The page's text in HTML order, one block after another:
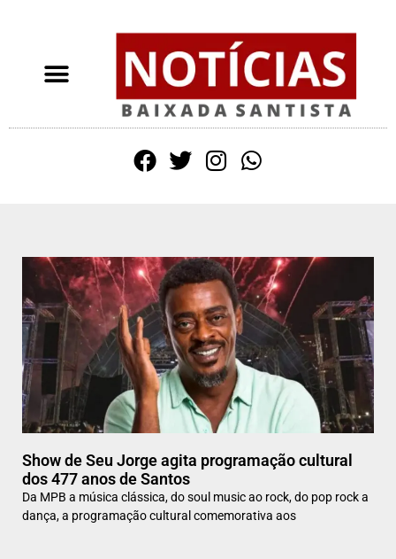
Show de Seu Jorge agita programação cultural
dos 477 anos de Santos
Da MPB a música clássica, do soul music ao rock, do pop rock a
dança, a programação cultural comemorativa aos